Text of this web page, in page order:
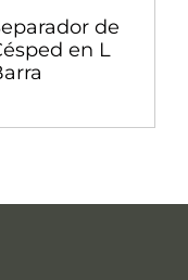
de
en L